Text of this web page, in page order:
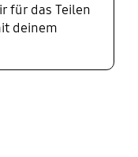
für das Teilen
deinem